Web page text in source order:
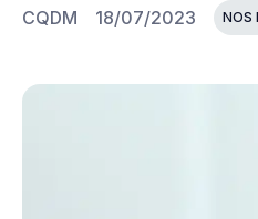
CQDM 18/07/2023 NOS